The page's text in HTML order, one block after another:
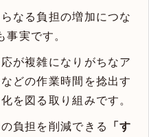
なる負担の増加につな
事実です。
が複雑になりがちなア
どの作業時間を捻出す
を図る取り組みです。
負担を削減できる
「す